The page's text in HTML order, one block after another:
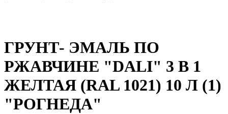
ГРУНТ- ЭМАЛЬ ПО
РЖАВЧИНЕ "DALI" 3 В 1
ЖЕЛТАЯ (RAL 1021) 10 Л (1)
"РОГНЕДА"